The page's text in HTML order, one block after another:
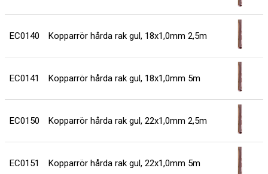
EC0140 Kopparrör hårda rak gul, 18x1,0mm 2,5m
EC0141 Kopparrör hårda rak gul, 18x1,0mm 5m
EC0150 Kopparrör hårda rak gul, 22x1,0mm 2,5m
EC0151 Kopparrör hårda rak gul, 22x1,0mm 5m